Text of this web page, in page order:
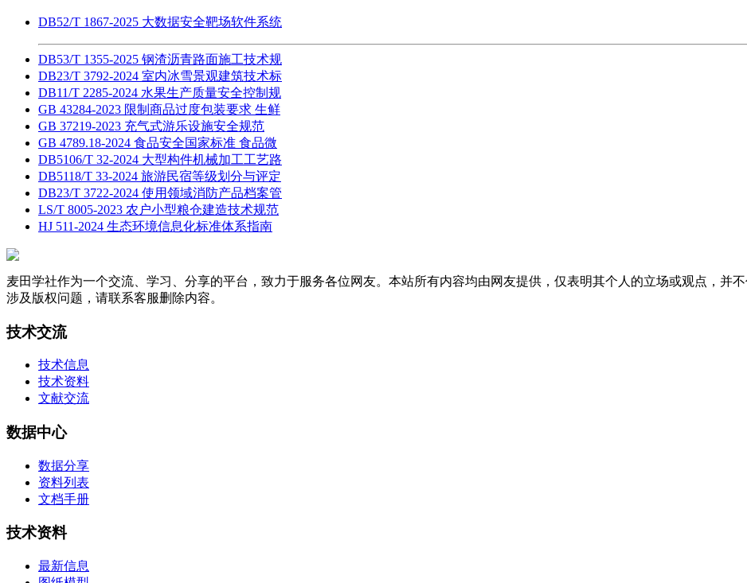
DB52/T 1867-2025 大数据安全靶场软件系统
DB53/T 1355-2025 钢渣沥青路面施工技术规
DB23/T 3792-2024 室内冰雪景观建筑技术标
DB11/T 2285-2024 水果生产质量安全控制规
GB 43284-2023 限制商品过度包装要求 生鲜
GB 37219-2023 充气式游乐设施安全规范
GB 4789.18-2024 食品安全国家标准 食品微
DB5106/T 32-2024 大型构件机械加工工艺路
DB5118/T 33-2024 旅游民宿等级划分与评定
DB23/T 3722-2024 使用领域消防产品档案管
LS/T 8005-2023 农户小型粮仓建造技术规范
HJ 511-2024 生态环境信息化标准体系指南
麦田学社作为一个交流、学习、分享的平台，致力于服务各位网友。本站所有内容均由网友提供，仅表明其个人的立场或观点，并
涉及版权问题，请联系客服删除内容。
技术交流
技术信息
技术资料
文献交流
数据中心
数据分享
资料列表
文档手册
技术资料
最新信息